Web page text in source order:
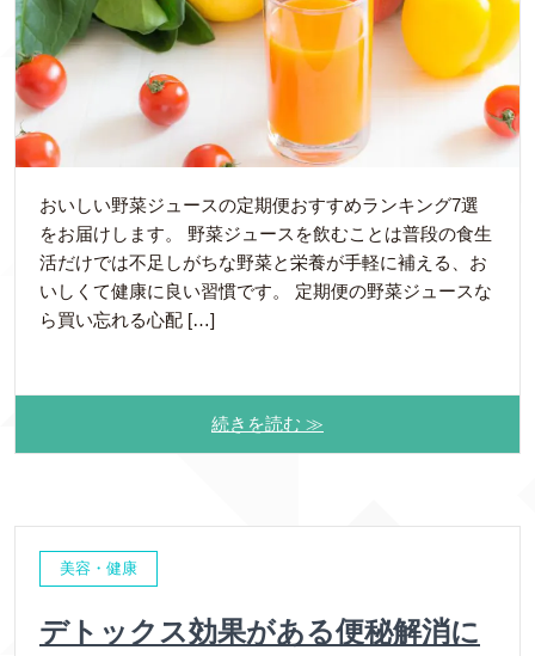
おいしい野菜ジュースの定期便おすすめランキング7選
をお届けします。 野菜ジュースを飲むことは普段の食生
活だけでは不足しがちな野菜と栄養が手軽に補える、お
いしくて健康に良い習慣です。 定期便の野菜ジュースな
ら買い忘れる心配 […]
続きを読む ≫
美容・健康
デトックス効果がある便秘解消に